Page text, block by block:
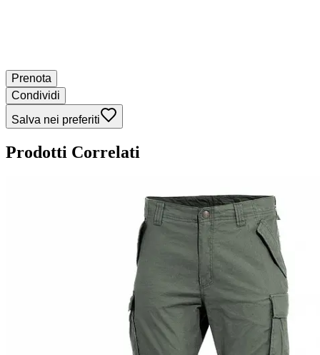
Prenota
Condividi
Salva nei preferiti
Prodotti Correlati